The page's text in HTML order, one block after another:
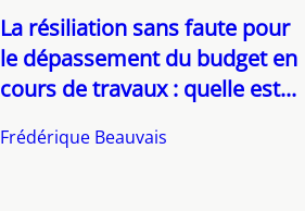
La résiliation sans faute pour
le dépassement du budget en
cours de travaux : quelle est...
Frédérique Beauvais